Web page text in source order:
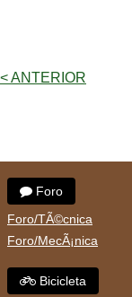
< ANTERIOR
Foro
Foro/TÃ©cnica
Foro/MecÃ¡nica
Bicicleta